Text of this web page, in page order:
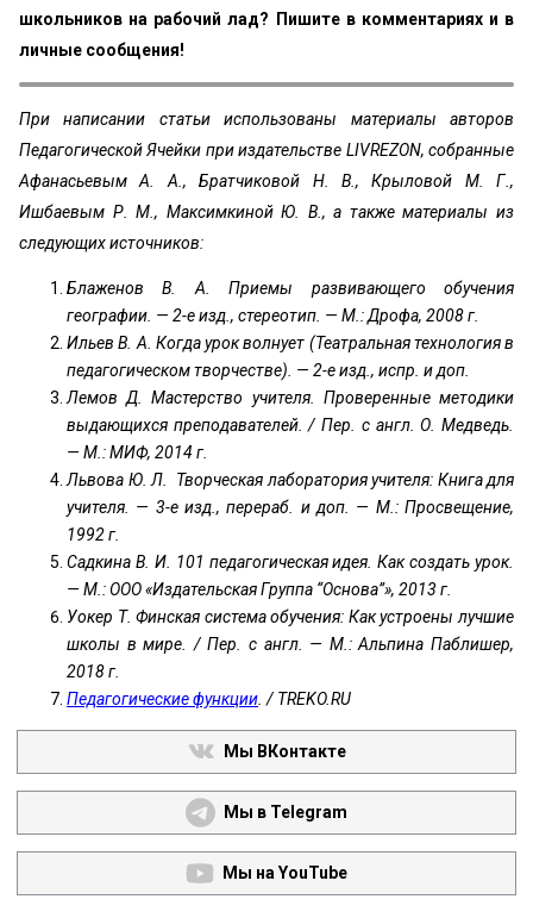
школьников на рабочий лад? Пишите в комментариях и в
личные сообщения!
При написании статьи использованы материалы авторов
Педагогической Ячейки при издательстве LIVREZON, собранные
Афанасьевым А. А., Братчиковой Н. В., Крыловой М. Г.,
Ишбаевым Р. М., Максимкиной Ю. В., а также материалы из
следующих источников:
Блаженов В. А. Приемы развивающего обучения
географии. — 2-е изд., стереотип. — М.: Дрофа, 2008 г.
Ильев В. А. Когда урок волнует (Театральная технология в
педагогиче­ском творчестве). — 2-е изд., испр. и до­п.
Лемов Д. Мастерство учителя. Проверенные методики
выдающихся преподавателей. / Пер. с англ. О. Медведь.
— М.: МИФ, 2014 г.
Львова Ю. Л. Творческая лаборатория учителя: Книга для
учите­ля. — 3-е изд., перераб. и доп. — М.: Просвещение,
1992 г.
Садкина В. И. 101 педагогическая идея. Как создать урок.
— М.: ООО «Издательская Группа “Основа”», 2013 г.
Уокер Т. Финская система обучения: Как устроены лучшие
школы в мире. / Пер. с англ. — М.: Альпина Паблишер,
2018 г.
Педагогические функции . / TREKO.RU
Мы ВКонтакте
Мы в Telegram
Мы на YouTube